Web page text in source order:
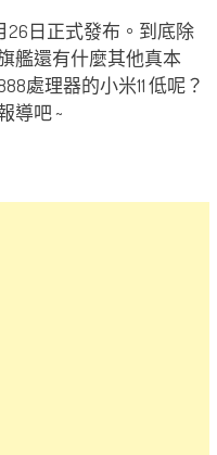
26日正式發布。到底除
艦還有什麼其他真本
處理器的小米11 低呢？
導吧 ~